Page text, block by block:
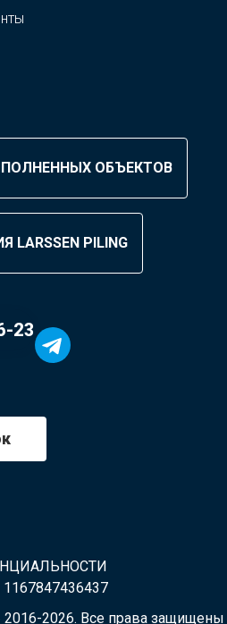
ОБЪЕКТОВ
LARSSEN PILING
23
2026. Все права защищены